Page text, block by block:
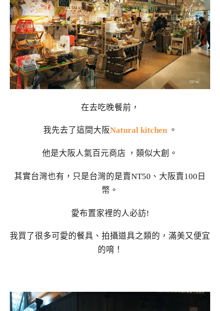
在去吃晚餐前，
我先去了這間大阪Natural kitchen。
他是大阪人氣百元商店 ，類似大創。
其實台灣也有，只是台灣的是賣NT50、大阪賣100日
幣。
愛布置家裡的人必訪!
我買了很多可愛的餐具、拍攝道具之類的，滿美又便宜
的唷！